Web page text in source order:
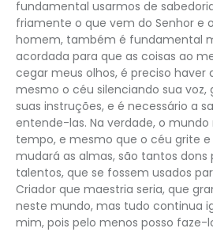
fundamental usarmos de
friamente o que vem do Senhor e
homem, também é fundamental
acordada para que as coisas ao
cegar meus olhos, é preciso haver
mesmo o céu silenciando sua voz,
suas instruções, e é necessário a
entende-las. Na verdade, o
tempo, e mesmo que o céu grite
mudará as almas, são tantos dons
talentos, que se fossem usados
Criador que maestria seria, que
neste mundo, mas tudo continua
mim, pois pelo menos posso faze-